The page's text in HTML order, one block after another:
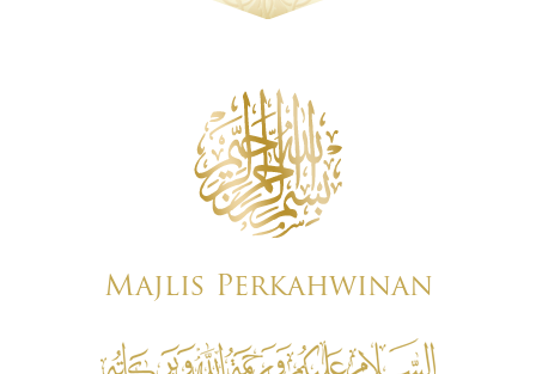
Majlis Perkahwinan